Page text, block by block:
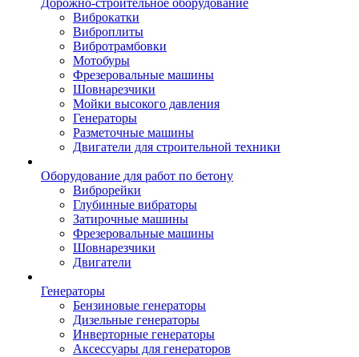
Дорожно-строительное оборудование
Виброкатки
Виброплиты
Вибротрамбовки
Мотобуры
Фрезеровальные машины
Шовнарезчики
Мойки высокого давления
Генераторы
Разметочные машины
Двигатели для строительной техники
Оборудование для работ по бетону
Виброрейки
Глубинные вибраторы
Затирочные машины
Фрезеровальные машины
Шовнарезчики
Двигатели
Генераторы
Бензиновые генераторы
Дизельные генераторы
Инверторные генераторы
Аксессуары для генераторов